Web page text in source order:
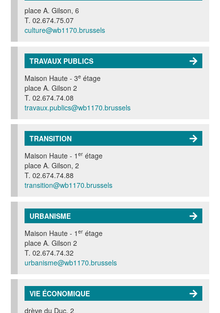
place A. Gilson, 6
T. 02.674.75.07
culture@wb1170.brussels
TRAVAUX PUBLICS
Maison Haute - 3e étage
place A. Gilson 2
T. 02.674.74.08
travaux.publics@wb1170.brussels
TRANSITION
Maison Haute - 1er étage
place A. Gilson, 2
T. 02.674.74.88
transition@wb1170.brussels
URBANISME
Maison Haute - 1er étage
place A. Gilson 2
T. 02.674.74.32
urbanisme@wb1170.brussels
VIE ÉCONOMIQUE
drève du Duc, 2